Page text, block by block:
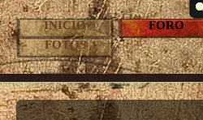
INICIO FORO
FOTOS